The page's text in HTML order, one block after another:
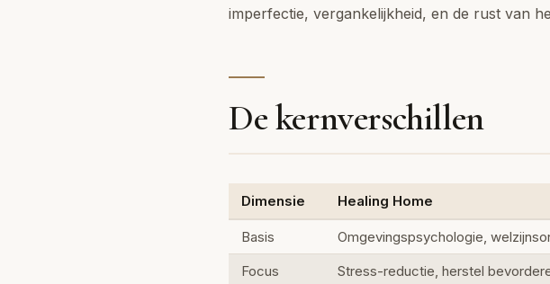
imperfectie, vergankelijkheid, en de rust van
De kernverschillen
Dimensie Healing Home
Basis Omgevingspsychologie,
Focus
Stress-reductie, herstel